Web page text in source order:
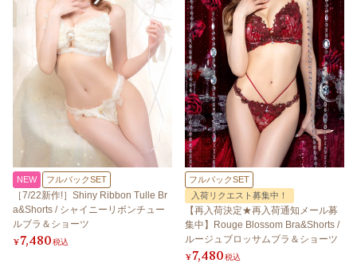
NEW フルバックSET
［7/22新作!］Shiny Ribbon Tulle Br
a&Shorts / シャイニーリボンチュー
ルブラ＆ショーツ
¥7,480税込
フルバックSET
入荷リクエスト募集中！
【再入荷決定★再入荷通知メール募
集中】Rouge Blossom Bra&Shorts /
ルージュブロッサムブラ＆ショーツ
¥7,480税込